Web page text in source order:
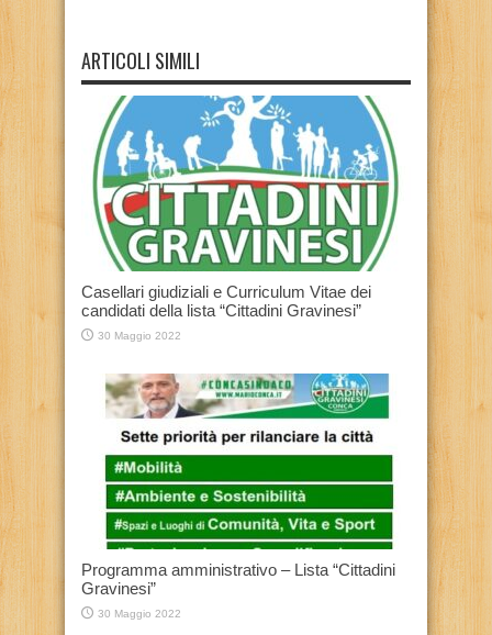
ARTICOLI SIMILI
Casellari giudiziali e Curriculum Vitae dei
candidati della lista “Cittadini Gravinesi”
30 Maggio 2022
Programma amministrativo – Lista “Cittadini
Gravinesi”
30 Maggio 2022